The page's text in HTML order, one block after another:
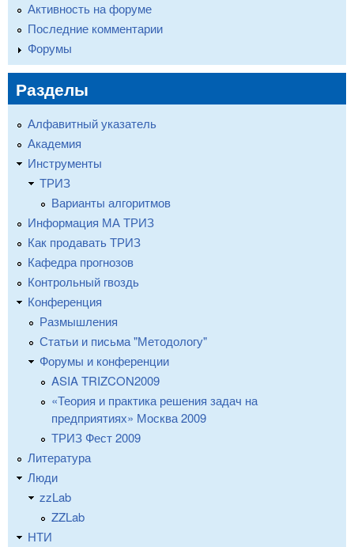
Активность на форуме
Последние комментарии
Форумы
Разделы
Алфавитный указатель
Академия
Инструменты
ТРИЗ
Варианты алгоритмов
Информация МА ТРИЗ
Как продавать ТРИЗ
Кафедра прогнозов
Контрольный гвоздь
Конференция
Размышления
Статьи и письма "Методологу"
Форумы и конференции
ASIA TRIZCON2009
«Теория и практика решения задач на
предприятиях» Москва 2009
ТРИЗ Фест 2009
Литература
Люди
zzLab
ZZLab
НТИ